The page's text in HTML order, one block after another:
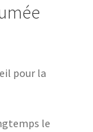
pour la
le